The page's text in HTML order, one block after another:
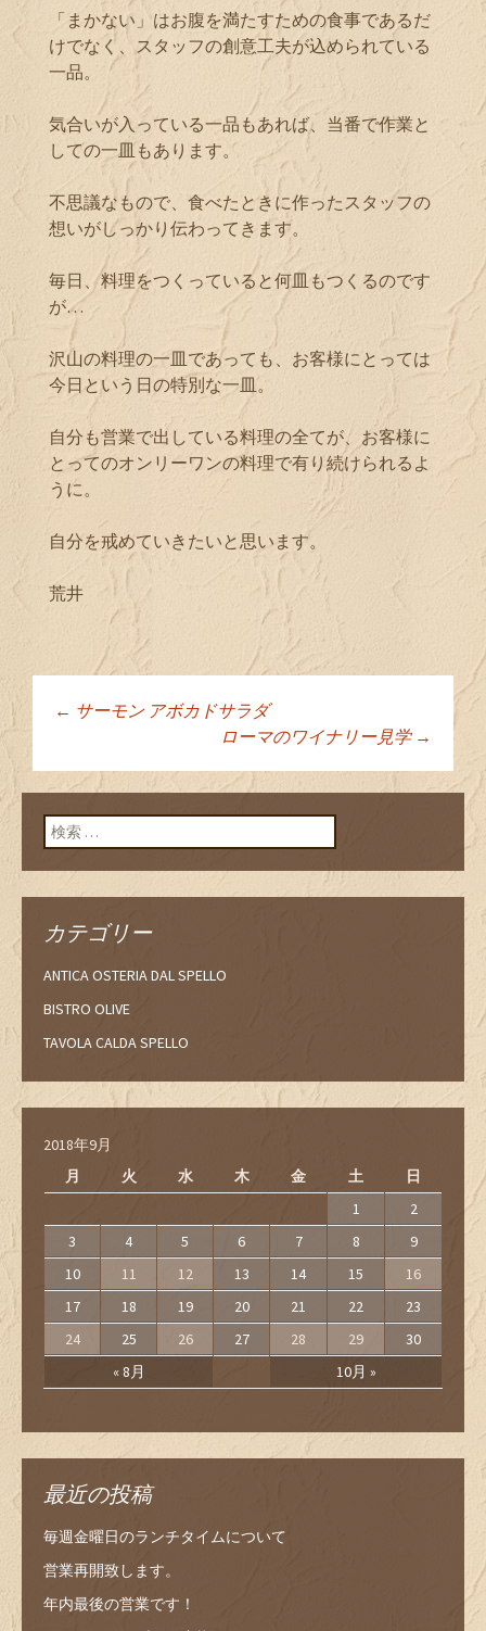
「まかない」はお腹を満たすための食事であるだ
けでなく、スタッフの創意工夫が込められている
一品。
気合いが入っている一品もあれば、当番で作業と
しての一皿もあります。
不思議なもので、食べたときに作ったスタッフの
想いがしっかり伝わってきます。
毎日、料理をつくっていると何皿もつくるのです
が…
沢山の料理の一皿であっても、お客様にとっては
今日という日の特別な一皿。
自分も営業で出している料理の全てが、お客様に
とってのオンリーワンの料理で有り続けられるよ
うに。
自分を戒めていきたいと思います。
荒井
投稿ナビゲーショ
ン
← サーモン アボカドサラダ
ローマのワイナリー見学 →
検索:
カテゴリー
ANTICA OSTERIA DAL SPELLO
BISTRO OLIVE
TAVOLA CALDA SPELLO
2018年9月
月
火 水 木 金 土 日
« 8月 10月 »
1
2
3
4 5 6 7 8
9
10
11 12 13 14 15
16
17
18 19 20 21 22
23
24
25 26 27 28 29 30
最近の投稿
毎週金曜日のランチタイムについて
営業再開致します。
年内最後の営業です！